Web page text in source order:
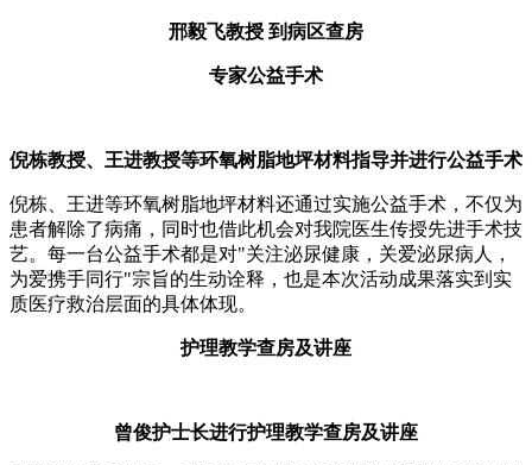
邢毅飞教授 到病区查房
专家公益手术
倪栋教授、王进教授等环氧树脂地坪材料指导并进行公益手术
倪栋、王进等环氧树脂地坪材料还通过实施公益手术，不仅为
患者解除了病痛，同时也借此机会对我院医生传授先进手术技
艺。每一台公益手术都是对"关注泌尿健康，关爱泌尿病人，
为爱携手同行"宗旨的生动诠释，也是本次活动成果落实到实
质医疗救治层面的具体体现。
护理教学查房及讲座
曾俊护士长进行护理教学查房及讲座